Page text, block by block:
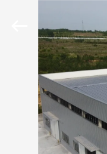
HAUS
PRODUKTE
VIDEOS